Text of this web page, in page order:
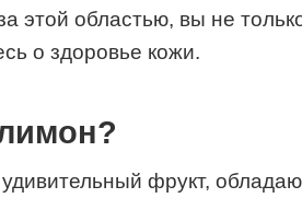
этой областью, вы не
о здоровье кожи.
фрукт,